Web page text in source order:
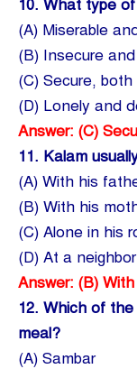
10. What type
(A) Miserable
(B) Insecure
(C) Secure,
(D) Lonely and
Answer: (C)
11. Kalam
(A) With his
(B) With his
(C) Alone in his
(D) At a
Answer: (B)
12. Which of the
meal?
(A) Sambar